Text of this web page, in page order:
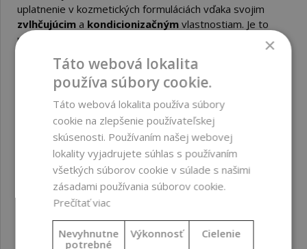
uplatnenie v kozmetických formuláciách vďaka svojim
zvlhčujúcim a kondicionizačným vlastnostiam. Je to
polyol, čiže cukrový alkohol, ktorý je získavaný z
prírodných zdrojov, najčastejšie z kukurice. V kozmetike
sa maltitol používa predovšetkým ako zvlhčovadlo, čo
znamená, že pomáha udržiavať vlhkosť v pokožke a
vlasoch, čím zlepšuje ich hydratáciu a jemnosť. používa pri
výrobe šampónov, krémov, sprchových gélov
Maltitol je považovaný za bezpečný pre použitie v
kozmetických výrobkoch. Je hypoalergénny a nevykazuje
dráždivé ani senzibilizačné vlastnosti.
Odporúčané dávkovanie: 1-10%
Hodnotenie bezpečnosti podľa EWG: 1
×
Táto webová lokalita
používa súbory cookie.
Táto webová lokalita používa súbory
cookie na zlepšenie používateľskej
skúsenosti. Používaním našej webovej
lokality vyjadrujete súhlas s používaním
všetkých súborov cookie v súlade s našimi
zásadami používania súborov cookie.
Prečítať viac
Nevyhnutne
potrebné
Výkonnosť Cielenie